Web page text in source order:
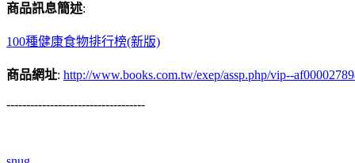
商品訊息簡述:
100種健康食物排行榜(新版)
商品網址: http://www.books.com.tw/exep/assp.php/vip--
-----------------------------------